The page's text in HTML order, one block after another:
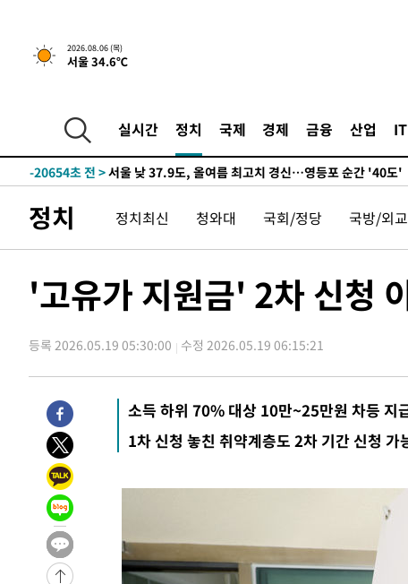
2026.08.06 (목)
서울 34.6℃
실시간 정치 국제 경제 금융 산업
-21970초 전 >[속보]합참 "북, 동해상으로 미상 발사체 발사"
-21366초 전 >'낮 최고 39도' 불볕더위…한밤 열대야도 계속[내일날씨]
-20987초 전 >
-20814초 전 >
'월드컵 탈락 후폭풍' 축구협회…초유의 압수수색에 '충격·
-20654초 전 > 서울 낮 37.9도, 올여름 최고치 경신…영등포 순간 '40도'
-16311초 전 >
[속보]코스닥, 800p 회복…0.26% 오른 801.67 마감
-13705초 전 > "여기 떨어졌다"…다누리, 스페이스X 로켓 달 충돌 흔적
-3351초 전 >내일까지 39도 '펄펄'…기상청 "태풍 지나며 폭염 잠시 꺾인
8분 전 >[속보]산업장관 "李정부, 원전 반대 안해…안정 전력 위해 불가
30분 전 >
[속보]경찰, '홍명보 선임 논란' 대한축구협회·축구회관 등 압수
-24406초 전 >
-24154초 전 >
日방위성, 北이 동해로 쏜 발사체는 탄도미사일 가능성
-22584초 전 >
[속보] SKT, 에이닷 서비스 장애 발생…"원인 파악 중"
-21990초 전 >
[속보]합참 "북, 동해상으로 미상 발사체 발사"
-21386초 전 >
'낮 최고 39도' 불볕더위…한밤 열대야도 계속[내일날씨]
정치 정치최신 청와대 국회/정당 국방/외교
'고유가 지원금' 2차 신청
등록 2026.05.19 05:30:00 수정 2026.05.19 06:15:21
소득 하위 70% 대상 10만~25만원 차등 지
1차 신청 놓친 취약계층도 2차 기간 신청 가